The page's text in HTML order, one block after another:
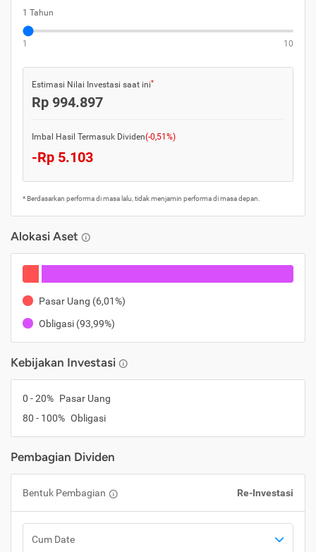
1 Tahun
1 10
Estimasi Nilai Investasi saat ini*
Rp 994.897
Imbal Hasil Termasuk Dividen(-0,51%)
-Rp 5.103
* Berdasarkan performa di masa lalu, tidak menjamin performa di masa depan.
Alokasi Aset
Pasar Uang (6,01%)
Obligasi (93,99%)
Kebijakan Investasi
0 -20% Pasar Uang
80 - 100% Obligasi
Pembagian Dividen
Bentuk Pembagian Re-Investasi
Cum Date